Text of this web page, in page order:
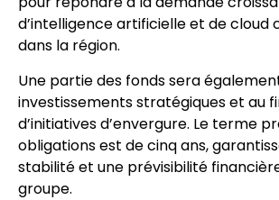
d’intelligence artificielle et de cloud
dans la région.
Une partie des fonds sera
investissements stratégiques et au
d’initiatives d’envergure. Le terme
obligations est de cinq ans,
stabilité et une prévisibilité
groupe.